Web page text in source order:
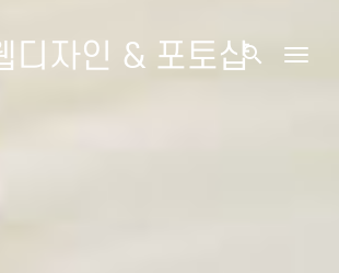
디자인 & 포토샵search